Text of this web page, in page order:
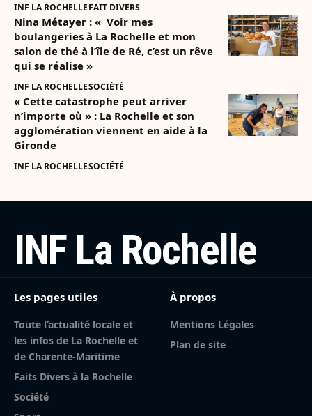
INF LA ROCHELLEFAIT DIVERS
Nina Métayer : « Voir mes
boulangeries à La Rochelle et mon
salon de thé à l’île de Ré, c’est un rêve
qui se réalise »
INF LA ROCHELLESOCIÉTÉ
« Cette catastrophe peut arriver
n’importe où » : La Rochelle et son
agglomération viennent en aide à la
Gironde
INF LA ROCHELLESOCIÉTÉ
INF La Rochelle
Les pages utiles
Toute l’actualité locale et
les infos de La Rochelle et
de Charente-Maritime
Faits Divers à la Rochelle
Société
À propos
Mentions Légales
Plan de site